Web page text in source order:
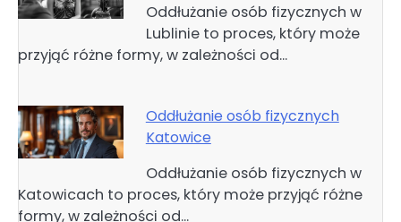
Oddłużanie osób fizycznych w
Lublinie to proces, który może
przyjąć różne formy, w zależności od…
Oddłużanie osób fizycznych
Katowice
Oddłużanie osób fizycznych w
Katowicach to proces, który może przyjąć różne
formy, w zależności od…